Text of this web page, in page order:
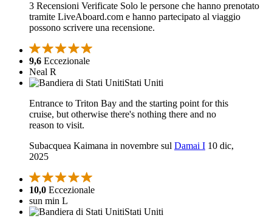
3 Recensioni Verificate Solo le persone che hanno prenotato
tramite LiveAboard.com e hanno partecipato al viaggio
possono scrivere una recensione.
9,6 Eccezionale
Neal R
Stati Uniti
Entrance to Triton Bay and the starting point for this
cruise, but otherwise there's nothing there and no
reason to visit.
Subacquea Kaimana in novembre sul Damai I 10 dic,
2025
10,0 Eccezionale
sun min L
Stati Uniti